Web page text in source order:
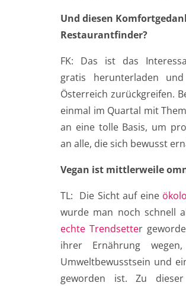
Und diesen
Restaurantfinder?
FK: Das ist das
gratis herunterladen
Österreich zurückgreifen.
einmal im Quartal mit
an eine tolle Basis, um
an alle, die sich bewusst
Vegan ist mittlerweile
TL: Die Sicht auf eine
wurde man noch schnell
echte Trendsetter
ihrer Ernährung
Umweltbewusstsein und
geworden ist. Zu